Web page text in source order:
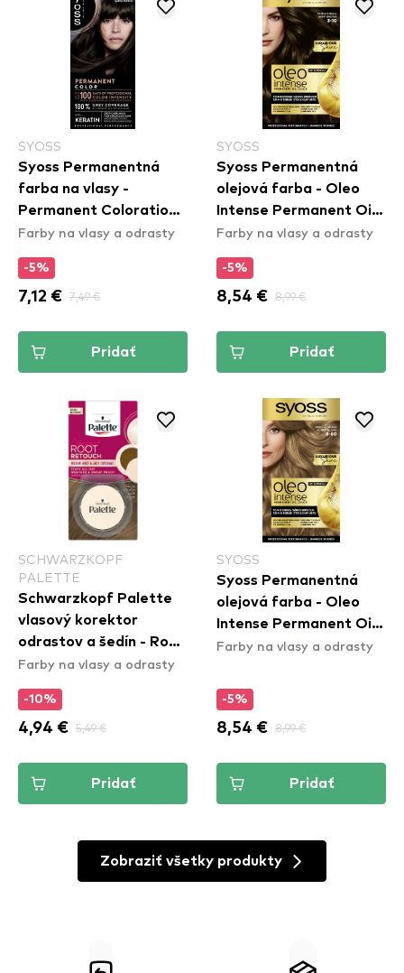
SYOSS
Syoss Permanentná
farba na vlasy -
Permanent Coloration -
3_1 Dark Brown
Farby na vlasy a odrasty
-5%
7,12 € 7,49 €
Pridať
SYOSS
Syoss Permanentná
olejová farba - Oleo
Intense Permanent Oil
Color - 3-10 Deep
Farby na vlasy a odrasty
-5%
8,54 € 8,99 €
Pridať
SCHWARZKOPF
PALETTE
Schwarzkopf Palette
vlasový korektor
odrastov a šedín - Root
Retoucher - Dark
Farby na vlasy a odrasty
-10%
4,94 € 5,49 €
Pridať
SYOSS
Syoss Permanentná
olejová farba - Oleo
Intense Permanent Oil
Color - 8-60 Honey
Farby na vlasy a odrasty
-5%
8,54 € 8,99 €
Pridať
Zobraziť všetky produkty